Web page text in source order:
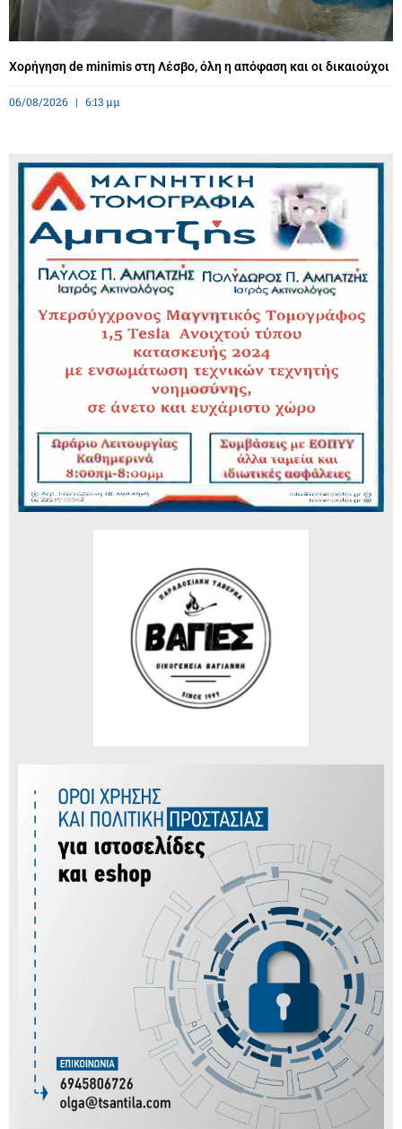
Χορήγηση de minimis στη Λέσβο, όλη η απόφαση και οι δικαιούχοι
06/08/2026 6:13 μμ